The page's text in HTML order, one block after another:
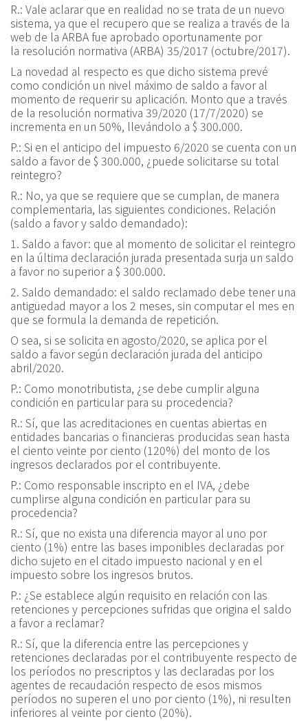
R.: Vale aclarar que en realidad no se trata de un nuevo
sistema, ya que el recupero que se realiza a través de la
web de la ARBA fue aprobado oportunamente por
la resolución normativa (ARBA) 35/2017 (octubre/2017).
La novedad al respecto es que dicho sistema prevé
como condición un nivel máximo de saldo a favor al
momento de requerir su aplicación. Monto que a través
de la resolución normativa 39/2020 (17/7/2020) se
incrementa en un 50%, llevándolo a $ 300.000.
P.: Si en el anticipo del impuesto 6/2020 se cuenta con un
saldo a favor de $ 300.000, ¿puede solicitarse su total
reintegro?
R.: No, ya que se requiere que se cumplan, de manera
complementaria, las siguientes condiciones. Relación
(saldo a favor y saldo demandado):
1. Saldo a favor: que al momento de solicitar el reintegro
en la última declaración jurada presentada surja un saldo
a favor no superior a $ 300.000.
2. Saldo demandado: el saldo reclamado debe tener una
antigüedad mayor a los 2 meses, sin computar el mes en
que se formula la demanda de repetición.
O sea, si se solicita en agosto/2020, se aplica por el
saldo a favor según declaración jurada del anticipo
abril/2020.
P.: Como monotributista, ¿se debe cumplir alguna
condición en particular para su procedencia?
R.: Sí, que las acreditaciones en cuentas abiertas en
entidades bancarias o financieras producidas sean hasta
el ciento veinte por ciento (120%) del monto de los
ingresos declarados por el contribuyente.
P.: Como responsable inscripto en el IVA, ¿debe
cumplirse alguna condición en particular para su
procedencia?
R.: Sí, que no exista una diferencia mayor al uno por
ciento (1%) entre las bases imponibles declaradas por
dicho sujeto en el citado impuesto nacional y en el
impuesto sobre los ingresos brutos.
P.: ¿Se establece algún requisito en relación con las
retenciones y percepciones sufridas que origina el saldo
a favor a reclamar?
R.: Sí, que la diferencia entre las percepciones y
retenciones declaradas por el contribuyente respecto de
los períodos no prescriptos y las declaradas por los
agentes de recaudación respecto de esos mismos
períodos no superen el uno por ciento (1%), ni resulten
inferiores al veinte por ciento (20%).